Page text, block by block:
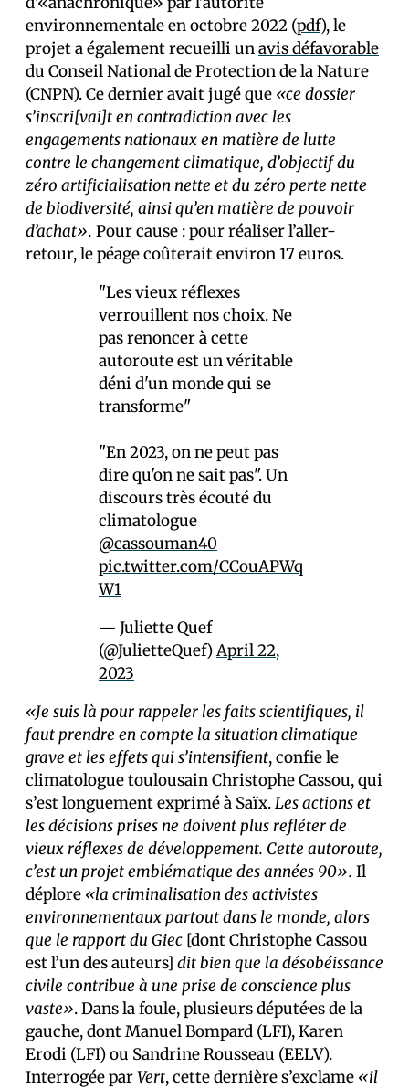
environnementale en octobre 2022 (pdf), le
projet a également recueilli unavis défavorable
du Conseil National de Protection de la Nature
(CNPN). Ce dernier avait jugé que «ce dossier
s’inscri[vai]t en contradiction avec les
engagements nationaux en matière de lutte
contre le changement climatique, d’objectif du
zéro artificialisation nette et du zéro perte nette
de biodiversité, ainsi qu’en matière de pouvoir
d’achat». Pour cause : pour réaliser l’aller-
retour, le péage coûterait environ 17 euros.
"Les vieux réflexes
verrouillent nos choix. Ne
pas renoncer à cette
autoroute est un véritable
déni d'un monde qui se
transforme"
"En 2023, on ne peut pas
dire qu'on ne sait pas". Un
discours très écouté du
climatologue
@cassouman40
pic.twitter.com/CCouAPWq
W1
— Juliette Quef
(@JulietteQuef)April 22,
2023
«Je suis là pour rappeler les faits scientifiques, il
faut prendre en compte la situation climatique
grave et les effets qui s’intensifient, confie le
climatologue toulousain Christophe Cassou, qui
s’est longuement exprimé à Saïx.Les actions et
les décisions prises ne doivent plus refléter de
vieux réflexes de développement. Cette autoroute,
c’est un projet emblématique des années 90». Il
déplore «la criminalisation des activistes
environnementaux partout dans le monde, alors
que le rapport du Giec [dont Christophe Cassou
est l’un des auteurs] dit bien que la désobéissance
civile contribue à une prise de conscience plus
vaste». Dans la foule, plusieurs député·es de la
gauche, dont Manuel Bompard (LFI), Karen
Erodi (LFI) ou Sandrine Rousseau (EELV).
Interrogée parVert, cette dernière s’exclame «il